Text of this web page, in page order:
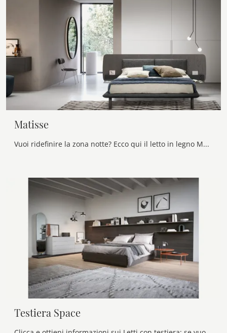
Matisse
Vuoi ridefinire la zona notte? Ecco qui il letto in legno Matisse di Novamobili per spazi design.
Testiera Space